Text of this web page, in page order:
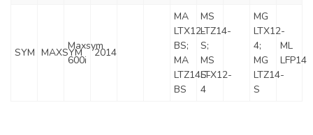
SYM MAXSYM
Maxsym
600i
2014
MA
LTX12-
BS;
MA
LTZ14S-
BS
MS
LTZ14-
S;
MS
LTX12-
4
MG
LTX12-
4;
MG
LTZ14-
S
ML
LFP14